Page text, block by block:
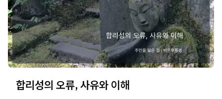
합리성의 오류, 사유와 이해